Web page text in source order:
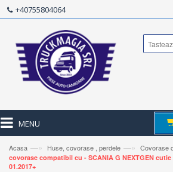
+40755804064
MENU
Acasa —» Huse, covorase , perdele —» Covorase
covorase compatibil cu - SCANIA G NEXTGEN
01.2017+